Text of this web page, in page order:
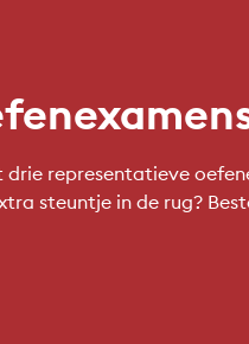
drie representatieve
steuntje in de rug?